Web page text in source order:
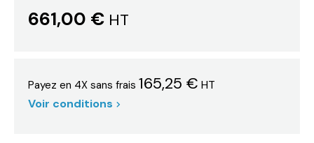
661,00 €HT
Payez en 4X sans frais 165,25 € HT
Voir conditions